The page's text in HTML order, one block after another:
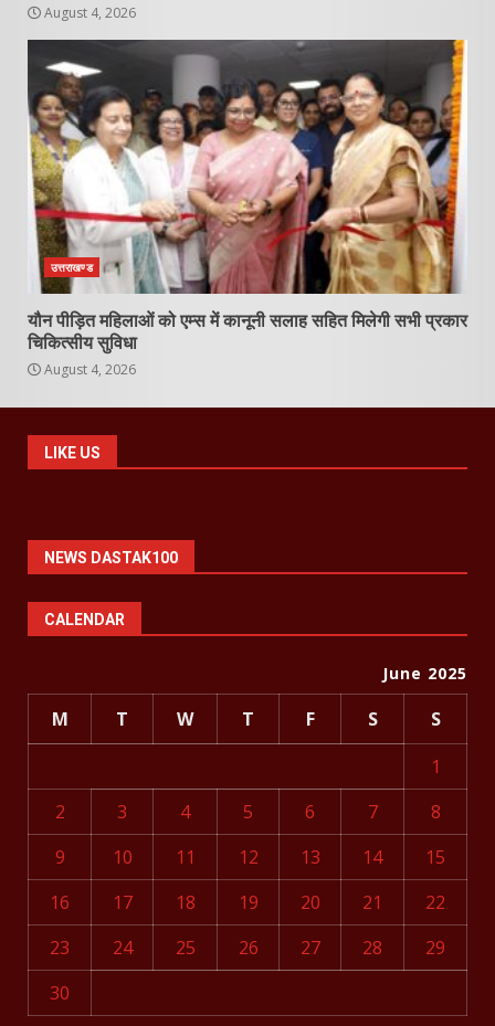
August 4, 2026
उत्तराखण्ड
यौन पीड़ित महिलाओं को एम्स में कानूनी सलाह सहित मिलेगी सभी प्रकार
चिकित्सीय सुविधा
August 4, 2026
LIKE US
NEWS DASTAK100
CALENDAR
June 2025
M T W T F S
S
1
2
3 4 5 6 7
8
9
10 11 12 13 14
15
16
17 18 19 20 21
22
23
24 25 26 27 28
29
30